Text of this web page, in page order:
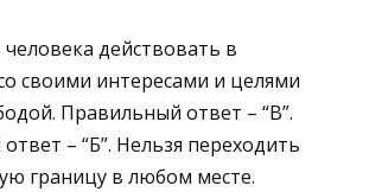
человека действовать в
своими интересами и целями
Правильный ответ – “В”.
– “Б”. Нельзя переходить
границу в любом месте.